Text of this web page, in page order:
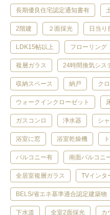
長期優良住宅認定通知書有
2階建 ２面採光 日当り
LDK15帖以上 フローリング
複層ガラス 24時間換気シス
収納スペース 納戸 ク
ウォークインクローゼット
ガスコンロ 浄水器 シ
浴室に窓 浴室乾燥機
バルコニー有 南面バルコニ
全居室複層ガラス TVインタ
BELS/省エネ基準適合認定建築物
下水道 全室2面採光 カ